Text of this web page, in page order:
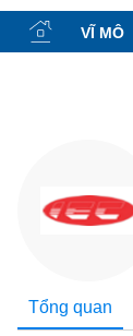
VĨ MÔ
Tổng quan
Tính
năng
(-)
KHOÁN
NGHIỆP